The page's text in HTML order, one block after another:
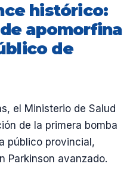
histórico:
apomorfina
de
el Ministerio de Salud
de la primera bomba
público provincial,
Parkinson avanzado.